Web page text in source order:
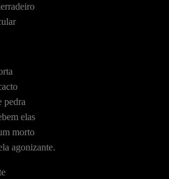
pedra
elas
morto
agonizante.